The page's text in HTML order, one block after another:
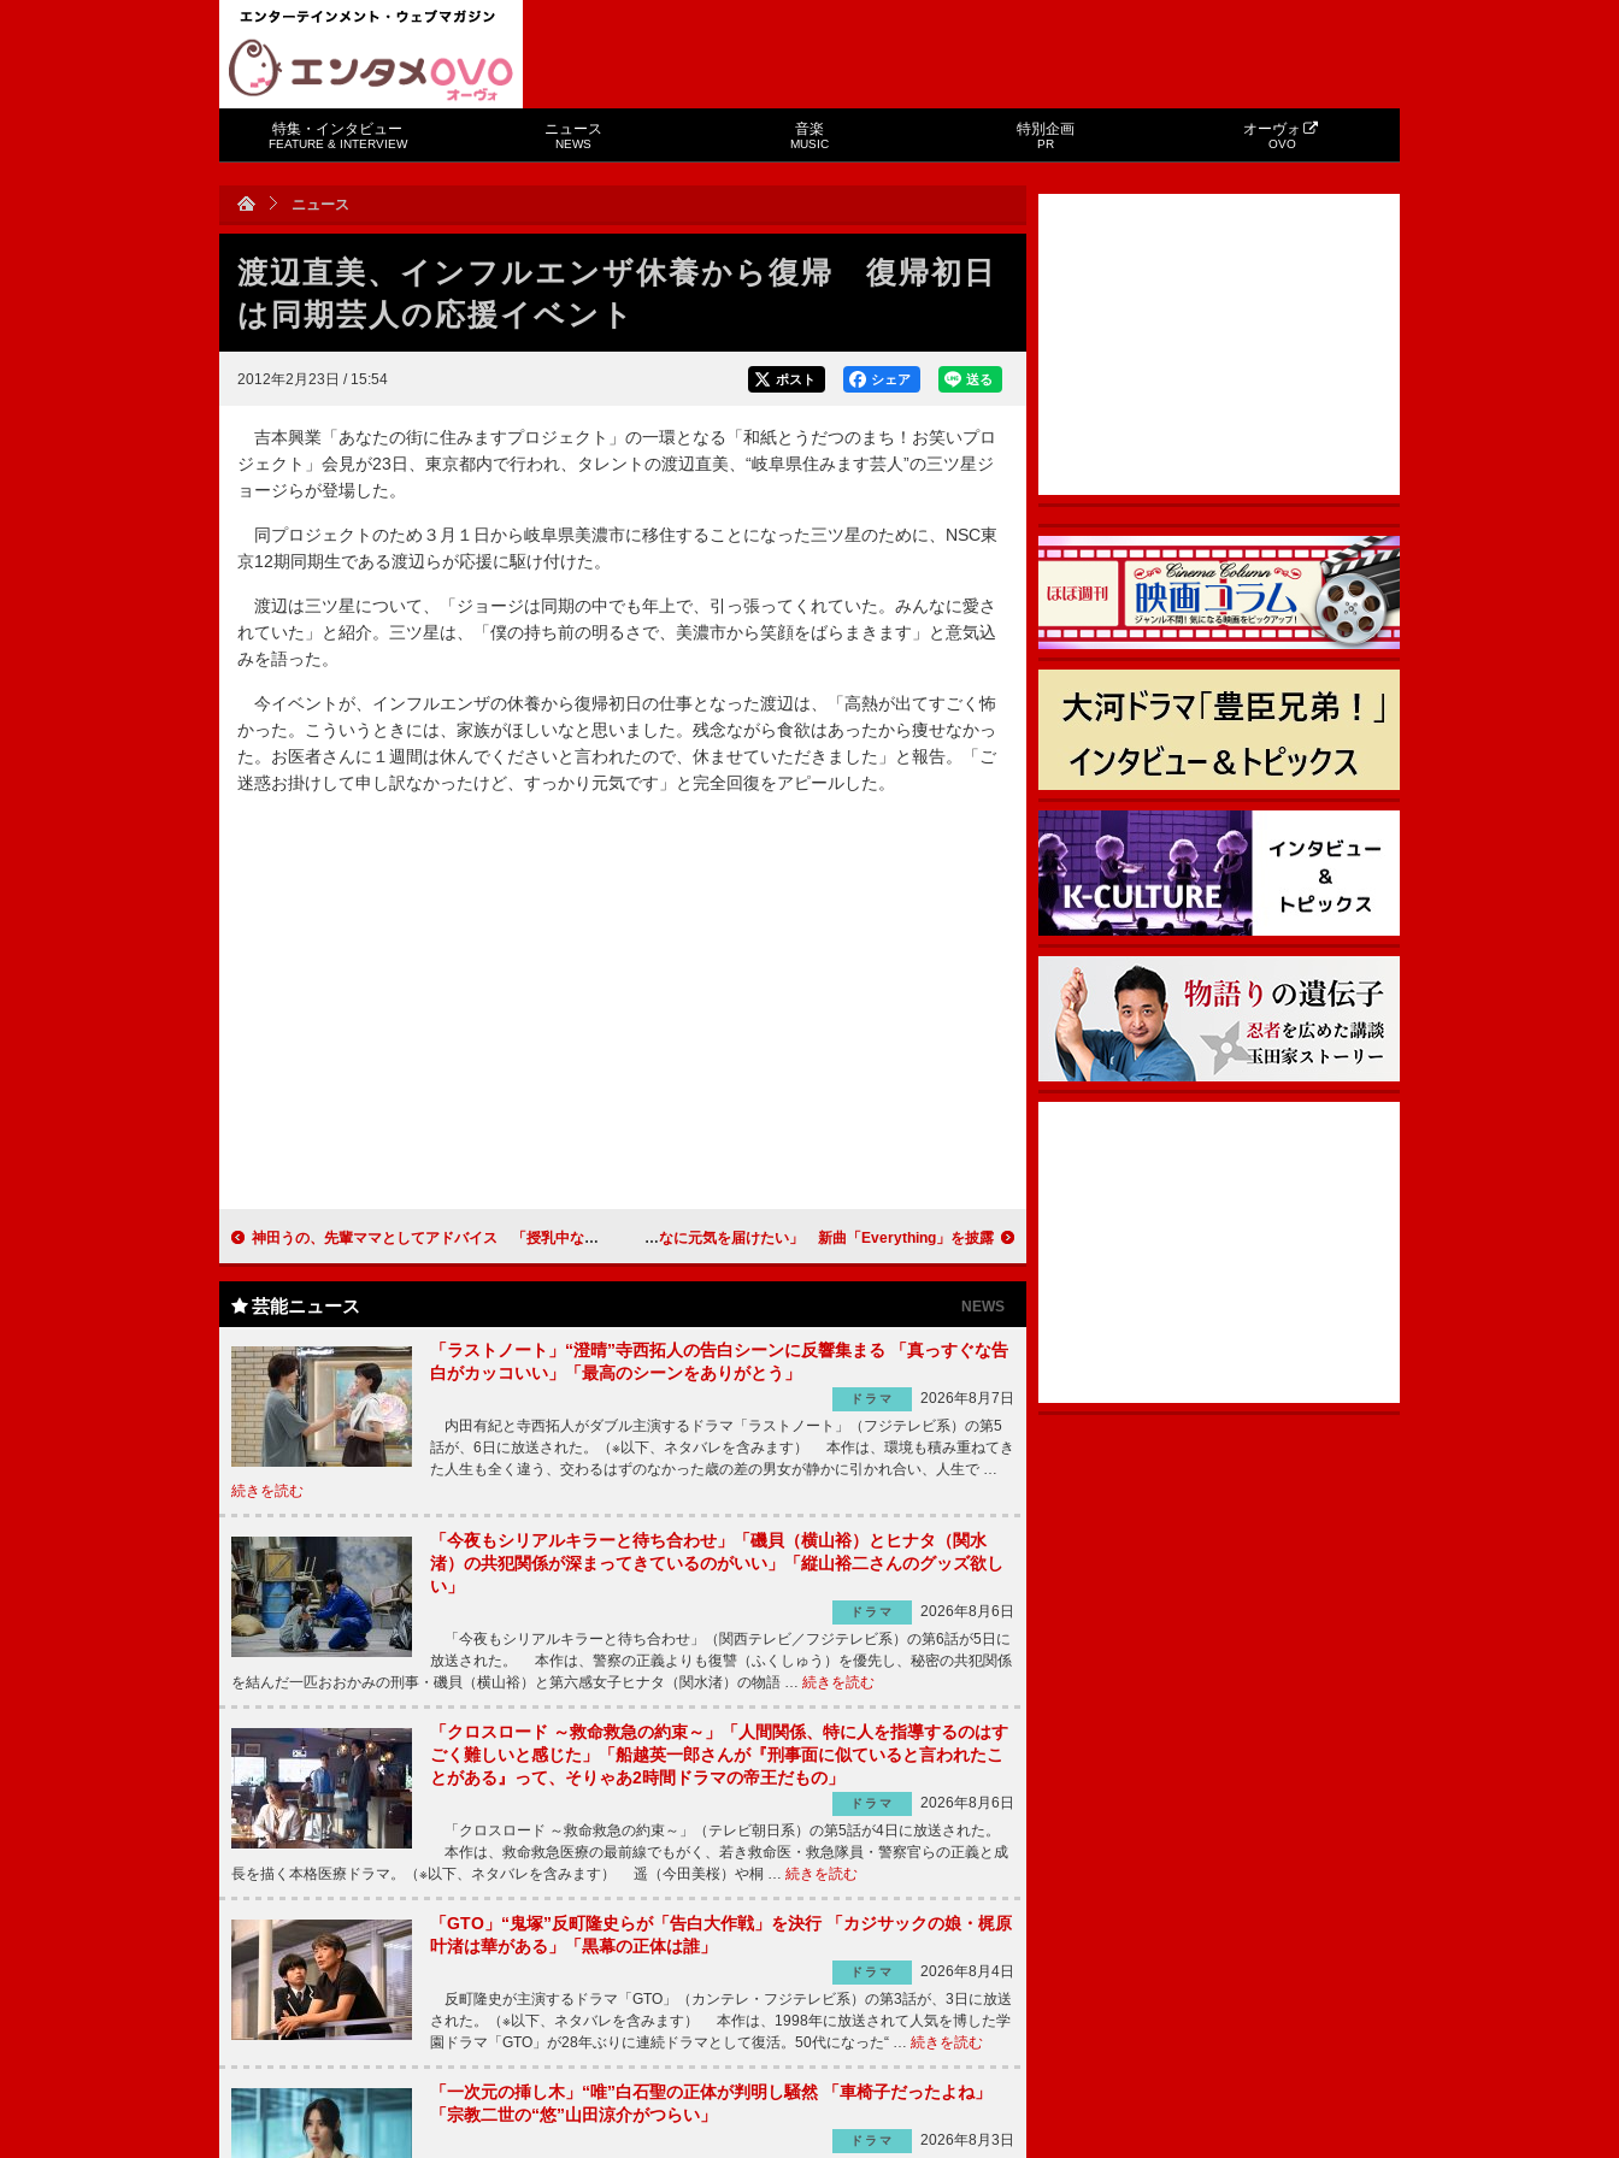
特集・インタビュー
FEATURE & INTERVIEW
ニュース
NEWS
音楽
MUSIC
特別企画
PR
オーヴォ
OVO
ニュース
渡辺直美、インフルエンザ休養から復帰 復帰初日
は同期芸人の応援イベント
2012年2月23日 / 15:54 送る
シェア
ポスト
吉本興業「あなたの街に住みますプロジェクト」の一環となる「和紙とうだつのまち！お笑いプロ
ジェクト」会見が23日、東京都内で行われ、タレントの渡辺直美、“岐阜県住みます芸人”の三ツ星ジ
ョージらが登場した。
同プロジェクトのため３月１日から岐阜県美濃市に移住することになった三ツ星のために、NSC東
京12期同期生である渡辺らが応援に駆け付けた。
渡辺は三ツ星について、「ジョージは同期の中でも年上で、引っ張ってくれていた。みんなに愛さ
れていた」と紹介。三ツ星は、「僕の持ち前の明るさで、美濃市から笑顔をばらまきます」と意気込
みを語った。
今イベントが、インフルエンザの休養から復帰初日の仕事となった渡辺は、「高熱が出てすごく怖
かった。こういうときには、家族がほしいなと思いました。残念ながら食欲はあったから痩せなかっ
た。お医者さんに１週間は休んでくださいと言われたので、休ませていただきました」と報告。「ご
迷惑お掛けして申し訳なかったけど、すっかり元気です」と完全回復をアピールした。
神田うの、先輩ママとしてアドバイス 「授乳中なのでダイエットはしたくない」 JUNO「僕の歌声でみんなに元気を届けたい」 新曲「Everything」を披露
芸能ニュース NEWS
「ラストノート」“澄晴”寺西拓人の告白シーンに反響集まる 「真っすぐな告
白がカッコいい」「最高のシーンをありがとう」
ドラマ
2026年8月7日
内田有紀と寺西拓人がダブル主演するドラマ「ラストノート」（フジテレビ系）の第5
話が、6日に放送された。（※以下、ネタバレを含みます） 本作は、環境も積み重ねてき
た人生も全く違う、交わるはずのなかった歳の差の男女が静かに引かれ合い、人生で …
続きを読む
「今夜もシリアルキラーと待ち合わせ」「磯貝（横山裕）とヒナタ（関水
渚）の共犯関係が深まってきているのがいい」「縦山裕二さんのグッズ欲し
い」
ドラマ
2026年8月6日
「今夜もシリアルキラーと待ち合わせ」（関西テレビ／フジテレビ系）の第6話が5日に
放送された。 本作は、警察の正義よりも復讐（ふくしゅう）を優先し、秘密の共犯関係
を結んだ一匹おおかみの刑事・磯貝（横山裕）と第六感女子ヒナタ（関水渚）の物語 … 続きを読む
「クロスロード ～救命救急の約束～」「人間関係、特に人を指導するのはす
ごく難しいと感じた」「船越英一郎さんが『刑事面に似ていると言われたこ
とがある』って、そりゃあ2時間ドラマの帝王だもの」
ドラマ
2026年8月6日
「クロスロード ～救命救急の約束～」（テレビ朝日系）の第5話が4日に放送された。
本作は、救命救急医療の最前線でもがく、若き救命医・救急隊員・警察官らの正義と成
長を描く本格医療ドラマ。（※以下、ネタバレを含みます） 遥（今田美桜）や桐 … 続きを読む
「GTO」“鬼塚”反町隆史らが「告白大作戦」を決行 「カジサックの娘・梶原
叶渚は華がある」「黒幕の正体は誰」
ドラマ
2026年8月4日
反町隆史が主演するドラマ「GTO」（カンテレ・フジテレビ系）の第3話が、3日に放送
された。（※以下、ネタバレを含みます） 本作は、1998年に放送されて人気を博した学
園ドラマ「GTO」が28年ぶりに連続ドラマとして復活。50代になった“ … 続きを読む
「一次元の挿し木」“唯”白石聖の正体が判明し騒然 「車椅子だったよね」
「宗教二世の“悠”山田涼介がつらい」
ドラマ 2026年8月3日